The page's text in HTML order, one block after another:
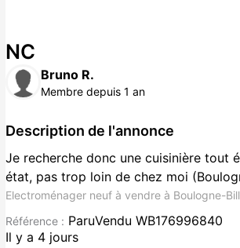
NC
Bruno R.
Membre depuis 1 an
Description de l'annonce
Je recherche donc une cuisinière tout
état, pas trop loin de chez moi
Electroménager neuf à vendre à Boulogne-
Référence : ParuVendu WB176996840
Il y a 4 jours